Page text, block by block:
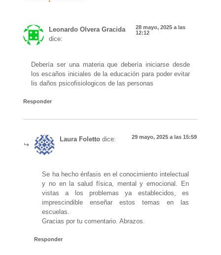
Leonardo Olvera Gracida
dice:
28 mayo, 2025 a las
12:12
Debería ser una materia que debería iniciarse desde
los escaños iniciales de la educación para poder evitar
lis daños psicofisiologicos de las personas
Responder
Laura Foletto dice: 29 mayo, 2025 a las 15:59
Se ha hecho énfasis en el conocimiento intelectual
y no en la salud física, mental y emocional. En
vistas a los problemas ya establecidos, es
imprescindible enseñar estos temas en las
escuelas.
Gracias por tu comentario. Abrazos.
Responder